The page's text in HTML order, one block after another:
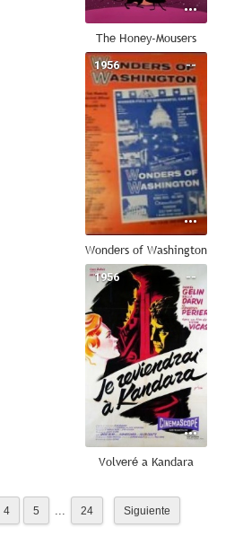
The Honey-Mousers
--
1956
Wonders of Washington
--
1956
Volveré a Kandara
4 5 ... 24 Siguiente